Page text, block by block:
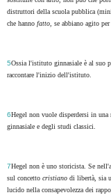
distruttori della scuola pubblica
che hanno fatto, se abbiano agito
5Ossia l'istituto ginnasiale è al suo
raccontare l'inizio dell'istituto.
6Hegel non vuole disperdersi in
ginnasiale e degli studi classici.
7Hegel non è uno storicista. Se
sul concetto cristiano di libertà, sia
lucido nella consapevolezza dei